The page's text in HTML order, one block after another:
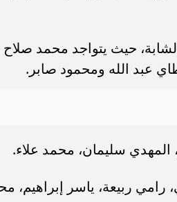
حيث يتواجد محمد
عبد الله ومحمود صابر.
سليمان، محمد علاء.
ربيعة، ياسر إبراهيم،